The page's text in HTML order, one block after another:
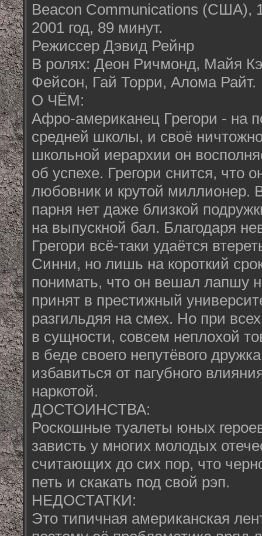
Beacon Communications (США),
2001 год, 89 минут.
Режиссер Дэвид Рейнр
В ролях: Деон Ричмонд, Майя
Фейсон, Гай Торри, Алома Райт.
О ЧЁМ:
Афро-американец Грегори - на
средней школы, и своё
школьной иерархии он
об успехе. Грегори снится, что
любовник и крутой миллионер.
парня нет даже близкой
на выпускной бал. Благодаря
Грегори всё-таки удаётся
Синни, но лишь на короткий
понимать, что он вешал лапшу
принят в престижный
разгильдяя на смех. Но при
в сущности, совсем неплохой
в беде своего непутёвого
избавиться от пагубного
наркотой.
ДОСТОИНСТВА:
Роскошные туалеты юных
зависть у многих молодых
считающих до сих пор, что
петь и скакать под свой рэп.
НЕДОСТАТКИ:
Это типичная американская